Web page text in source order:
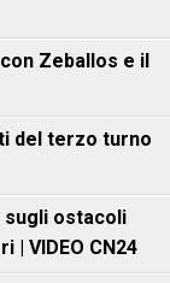
Zeballos e il
del terzo turno
sugli ostacoli
VIDEO CN24